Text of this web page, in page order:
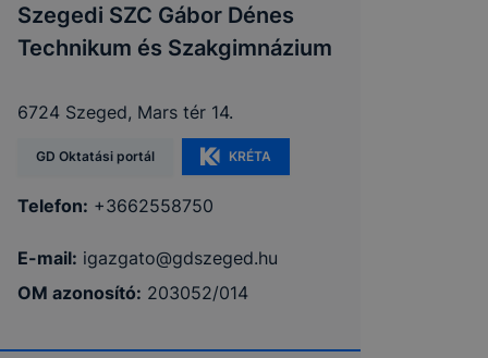
Szegedi SZC Gábor Dénes
Technikum és Szakgimnázium
6724 Szeged, Mars tér 14.
GD Oktatási portál KRÉTA
Telefon: +3662558750
E-mail: igazgato@gdszeged.hu
OM azonosító: 203052/014